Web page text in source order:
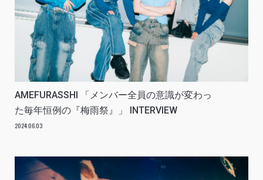
AMEFURASSHI 「メンバー全員の意識が変わっ
た毎年恒例の『梅雨祭』」 INTERVIEW
2024.06.03